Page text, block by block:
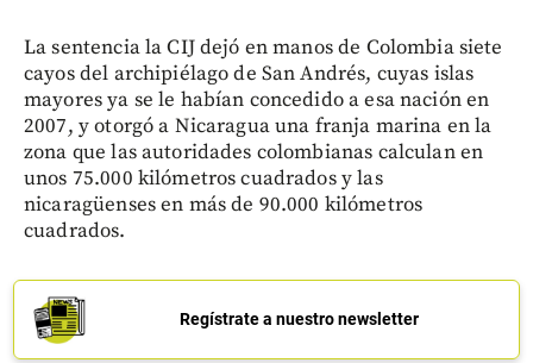
La sentencia la CIJ dejó en manos de Colombia siete
cayos del archipiélago de San Andrés, cuyas islas
mayores ya se le habían concedido a esa nación en
2007, y otorgó a Nicaragua una franja marina en la
zona que las autoridades colombianas calculan en
unos 75.000 kilómetros cuadrados y las
nicaragüenses en más de 90.000 kilómetros
cuadrados.
Regístrate a nuestro newsletter